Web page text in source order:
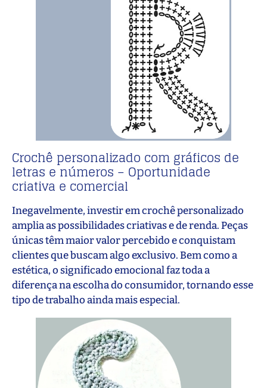
Crochê personalizado com gráficos de
letras e números – Oportunidade
criativa e comercial
Inegavelmente, investir em crochê personalizado
amplia as possibilidades criativas e de renda. Peças
únicas têm maior valor percebido e conquistam
clientes que buscam algo exclusivo. Bem como a
estética, o significado emocional faz toda a
diferença na escolha do consumidor, tornando esse
tipo de trabalho ainda mais especial.